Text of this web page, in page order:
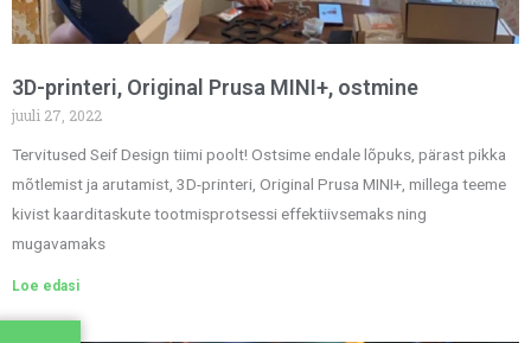
3D-printeri, Original Prusa MINI+, ostmine
juuli 27, 2022
Tervitused Seif Design tiimi poolt! Ostsime endale lõpuks, pärast pikka
mõtlemist ja arutamist, 3D-printeri, Original Prusa MINI+, millega teeme
kivist kaarditaskute tootmisprotsessi effektiivsemaks ning
mugavamaks
Loe edasi